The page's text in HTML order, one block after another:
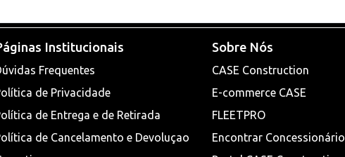
Institucionais
Frequentes
de Privacidade
de Entrega e de Retirada
de Cancelamento e Devoluçao
Sobre Nós
CASE Construction
E-commerce CASE
FLEETPRO
Encontrar Concessionário